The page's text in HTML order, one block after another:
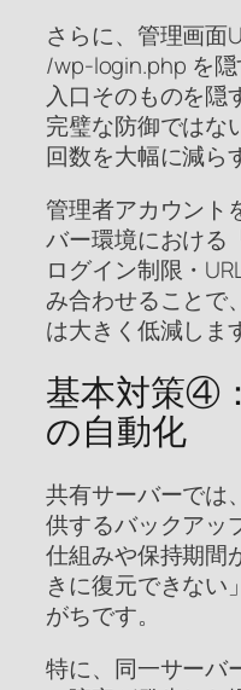
さらに、管理画面
/wp-login.php を
入口そのものを隠
完璧な防御ではな
回数を大幅に減ら
管理者アカウント
バー環境における
ログイン制限・
み合わせることで
は大きく低減しま
基本対策④
の自動化
共有サーバーでは
供するバックアッ
仕組みや保持期間
きに復元できない
がちです。
特に、同一サーバ